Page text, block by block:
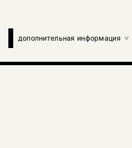
дополнительная информация